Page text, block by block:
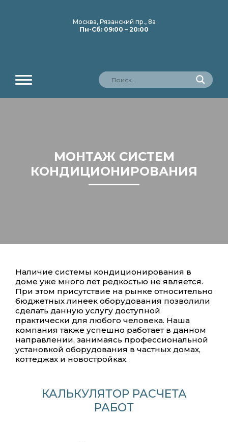
Москва, Рязанский пр., 8а
Пн-Сб: 09:00 – 20:00
МОНТАЖ СИСТЕМ
КОНДИЦИОНИРОВАНИЯ
Наличие системы кондиционирования в
доме уже много лет редкостью не является.
При этом присутствие на рынке относительно
бюджетных линеек оборудования позволили
сделать данную услугу доступной
практически для любого человека. Наша
компания также успешно работает в данном
направлении, занимаясь профессиональной
установкой оборудования в частных домах,
коттеджах и новостройках.
КАЛЬКУЛЯТОР РАСЧЕТА
РАБОТ